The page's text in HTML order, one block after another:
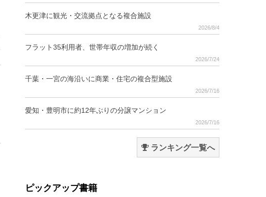
木更津に観光・交流拠点となる複合施設
2026/8/4
フラット35利用者、世帯年収の増加が続く
2026/7/24
千葉・一宮の海沿いに商業・住宅の複合型施設
2026/7/16
愛知・豊明市に約12年ぶりの分譲マンション
2026/7/16
ランキング一覧へ
ピックアップ書籍